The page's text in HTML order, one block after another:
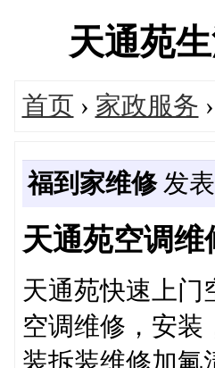
天通苑
首页 › 家政服务
福到家维修发表
天通苑空调维
天通苑快速上门
空调维修，安
装拆装维修加氟